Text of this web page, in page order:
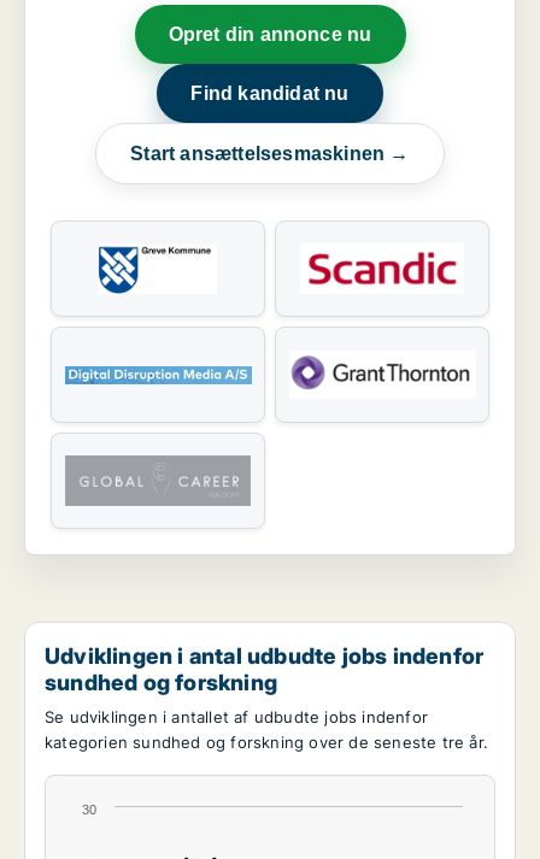
Opret din annonce nu
Find kandidat nu
Start ansættelsesmaskinen →
Udviklingen i antal udbudte jobs indenfor
sundhed og forskning
Se udviklingen i antallet af udbudte jobs indenfor
kategorien sundhed og forskning over de seneste tre år.
30